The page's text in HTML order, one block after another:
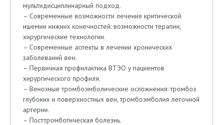
мультидисциплинарный подход.
– Современные возможности лечения критической
ишемии нижних конечностей: возможности терапии,
хирургические технологии.
– Современные аспекты в лечении хронических
заболеваний вен.
– Первичная профилактика ВТЭО у пациентов
хирургического профиля.
– Венозные тромбоэмболические осложнения: тромбоз
глубоких и поверхностных вен, тромбоэмболия легочной
артерии.
– Посттромботическая болезнь.